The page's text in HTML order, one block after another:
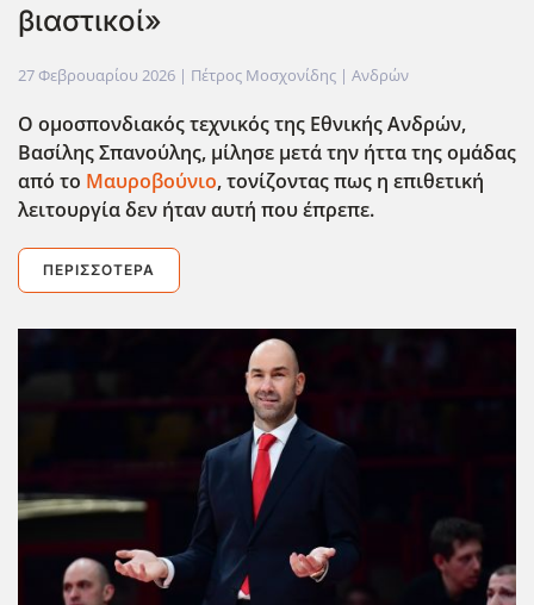
βιαστικοί»
27 Φεβρουαρίου 2026 | Πέτρος Μοσχονίδης | Ανδρών
Ο ομοσπονδιακός τεχνικός της Εθνικής Ανδρών,
Βασίλης Σπανούλης, μίλησε μετά την ήττα της ομάδας
από το Μαυροβούνιο, τονίζοντας πως η επιθετική
λειτουργία δεν ήταν αυτή που έπρεπε.
ΠΕΡΙΣΣΌΤΕΡΑ